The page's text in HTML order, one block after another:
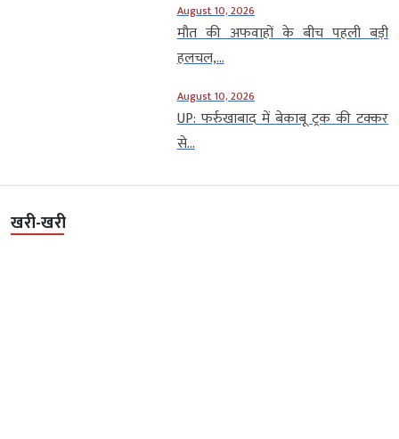
August 10, 2026
मौत की अफवाहों के बीच पहली बड़ी
हलचल,...
August 10, 2026
UP: फर्रुखाबाद में बेकाबू ट्रक की टक्कर
से...
खरी-खरी